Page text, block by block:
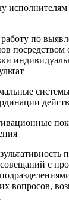
по
посредством
с
вопросов,